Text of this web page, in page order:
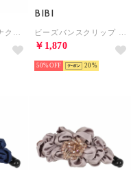
BIBI
￥1,870
50% 20